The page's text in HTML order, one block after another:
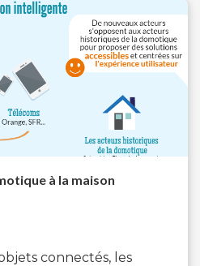
à la maison
connectés, les